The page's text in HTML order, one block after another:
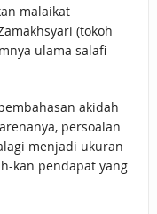
malaikat
(tokoh
ulama salafi
akidah
persoalan
menjadi ukuran
kan pendapat yang